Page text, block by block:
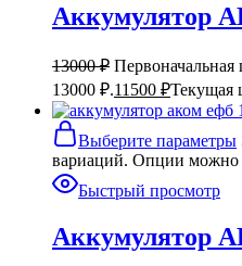
Аккумулятор
13000₽ Первоначальная
13000 ₽.11500 ₽Текущая
Выберите параметры
вариаций. Опции можно
Быстрый просмотр
Аккумулятор